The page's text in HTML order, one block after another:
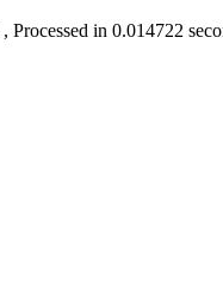
, Processed in 0.014722